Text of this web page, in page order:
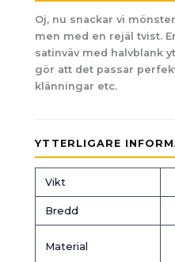
Oj, nu snackar vi
men med en rejäl tvist.
satinväv med halvblank
gör att det passar
klänningar etc.
YTTERLIGARE
Vikt
Bredd
Material